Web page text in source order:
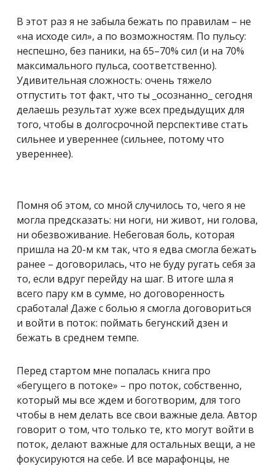
В этот раз я не забыла бежать по правилам – не
«на исходе сил», а по возможностям. По пульсу:
неспешно, без паники, на 65–70% сил (и на 70%
максимального пульса, соответственно).
Удивительная сложность: очень тяжело
отпустить тот факт, что ты _осознанно_ сегодня
делаешь результат хуже всех предыдущих для
того, чтобы в долгосрочной перспективе стать
сильнее и увереннее (сильнее, потому что
увереннее).
Помня об этом, со мной случилось то, чего я не
могла предсказать: ни ноги, ни живот, ни голова,
ни обезвоживание. Небеговая боль, которая
пришла на 20-м км так, что я едва смогла бежать
ранее – договорилась, что не буду ругать себя за
то, если вдруг перейду на шаг. В итоге шла я
всего пару км в сумме, но договоренность
сработала! Даже с болью я смогла договориться
и войти в поток: поймать бегунский дзен и
бежать в среднем темпе.
Перед стартом мне попалась книга про
«бегущего в потоке» – про поток, собственно,
который мы все ждем и боготворим, для того
чтобы в нем делать все свои важные дела. Автор
говорит о том, что только те, кто могут войти в
поток, делают важные для остальных вещи, а не
фокусируются на себе. И все марафонцы, не